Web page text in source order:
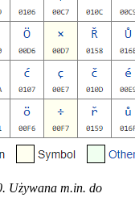
Używana m.in. do